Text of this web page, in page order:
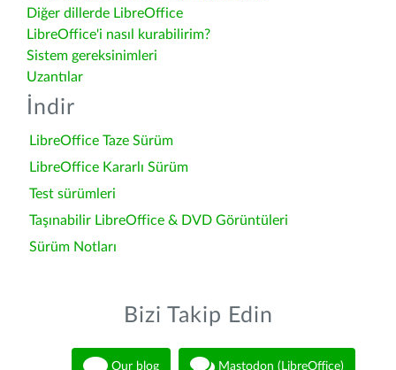
Diğer dillerde LibreOffice
LibreOffice'i nasıl kurabilirim?
Sistem gereksinimleri
Uzantılar
İndir
LibreOffice Taze Sürüm
LibreOffice Kararlı Sürüm
Test sürümleri
Taşınabilir LibreOffice & DVD Görüntüleri
Sürüm Notları
Bizi Takip Edin
Our blog Mastodon (LibreOffice)